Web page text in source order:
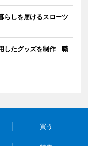
らしを届けるスローツ
したグッズを制作 職
買う